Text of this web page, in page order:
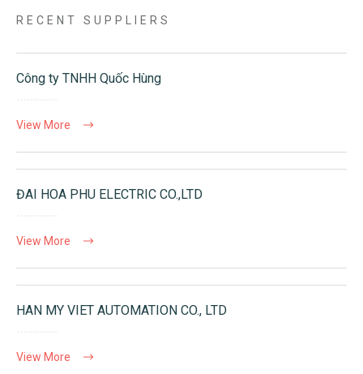
RECENT SUPPLIERS
Công ty TNHH Quốc Hùng
View More
ĐAI HOA PHU ELECTRIC CO.,LTD
View More
HAN MY VIET AUTOMATION CO., LTD
View More